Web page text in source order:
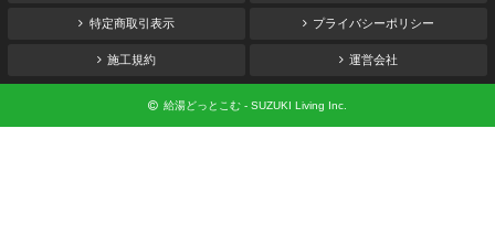
特定商取引表示 プライバシーポリシー
施工規約 運営会社
給湯どっとこむ - SUZUKI Living Inc.